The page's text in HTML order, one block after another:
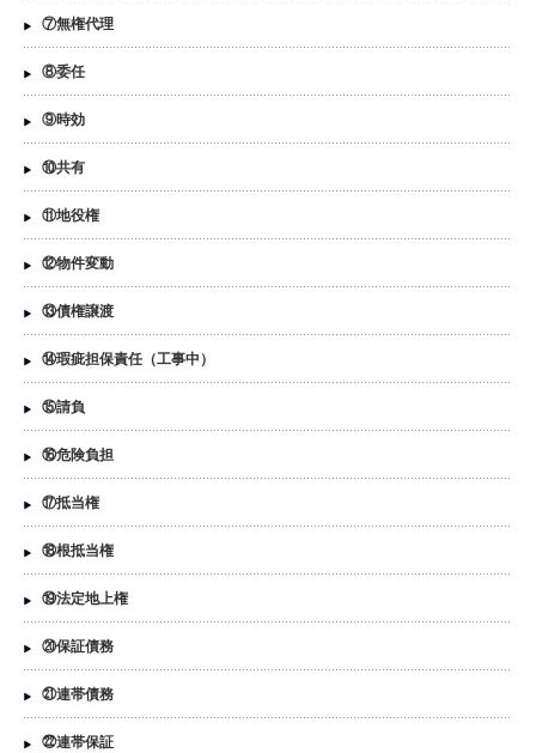
⑦無権代理
⑧委任
⑨時効
⑩共有
⑪地役権
⑫物件変動
⑬債権譲渡
⑭瑕疵担保責任（工事中）
⑮請負
⑯危険負担
⑰抵当権
⑱根抵当権
⑲法定地上権
⑳保証債務
㉑連帯債務
㉒連帯保証